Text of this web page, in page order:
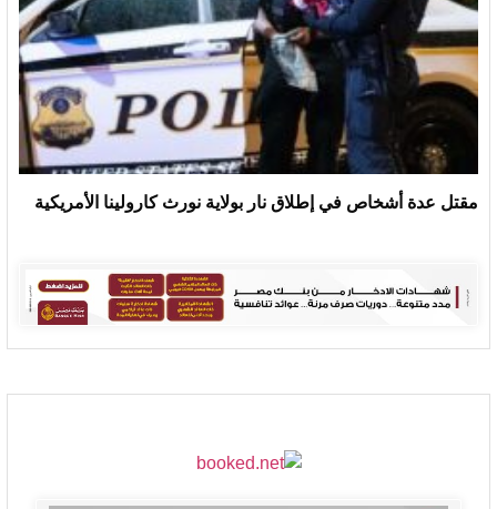
مقتل عدة أشخاص في إطلاق نار بولاية نورث كارولينا الأمريكية